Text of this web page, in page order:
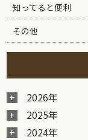
知ってると便利
その他
2026年
2025年
2024年